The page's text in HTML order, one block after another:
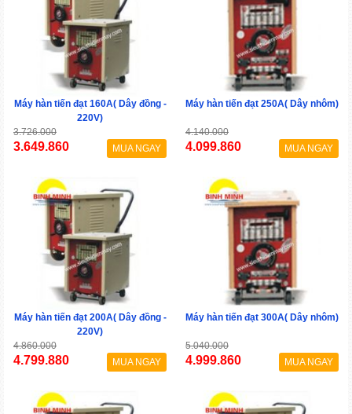
Máy hàn tiến đạt 160A( Dây đồng -
220V)
3.726.000
3.649.860 MUA NGAY
Máy hàn tiến đạt 250A( Dây nhôm)
4.140.000
4.099.860 MUA NGAY
Máy hàn tiến đạt 200A( Dây đồng -
220V)
4.860.000
4.799.880 MUA NGAY
Máy hàn tiến đạt 300A( Dây nhôm)
5.040.000
4.999.860 MUA NGAY